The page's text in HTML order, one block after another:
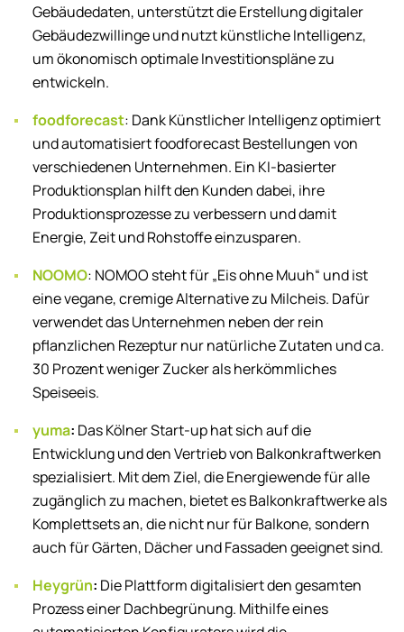
Gebäudedaten, unterstützt die Erstellung digitaler
Gebäudezwillinge und nutzt künstliche Intelligenz,
um ökonomisch optimale Investitionspläne zu
entwickeln.
foodforecast: Dank Künstlicher Intelligenz optimiert
und automatisiert foodforecast Bestellungen von
verschiedenen Unternehmen. Ein KI-basierter
Produktionsplan hilft den Kunden dabei, ihre
Produktionsprozesse zu verbessern und damit
Energie, Zeit und Rohstoffe einzusparen.
NOOMO: NOMOO steht für „Eis ohne Muuh“ und ist
eine vegane, cremige Alternative zu Milcheis. Dafür
verwendet das Unternehmen neben der rein
pflanzlichen Rezeptur nur natürliche Zutaten und ca.
30 Prozent weniger Zucker als herkömmliches
Speiseeis.
yuma: Das Kölner Start-up hat sich auf die
Entwicklung und den Vertrieb von Balkonkraftwerken
spezialisiert. Mit dem Ziel, die Energiewende für alle
zugänglich zu machen, bietet es Balkonkraftwerke als
Komplettsets an, die nicht nur für Balkone, sondern
auch für Gärten, Dächer und Fassaden geeignet sind.
Heygrün: Die Plattform digitalisiert den gesamten
Prozess einer Dachbegrünung. Mithilfe eines